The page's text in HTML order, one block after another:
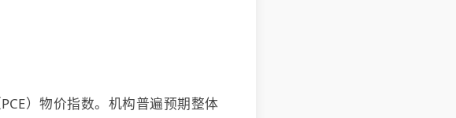
）物价指数。机构普遍预期整体